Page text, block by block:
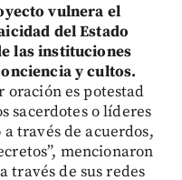
vulnera el
del Estado
las instituciones
y cultos.
oración es potestad
sacerdotes o líderes
través de acuerdos,
mencionaron
través de sus redes